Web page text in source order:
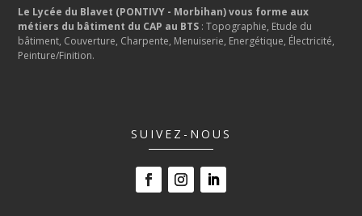
Le Lycée du Blavet (PONTIVY - Morbihan) vous forme aux
métiers du bâtiment du CAP au BTS : Topographie, Etude du
bâtiment, Couverture, Charpente, Menuiserie, Energétique, Électricité,
Peinture/Finition.
SUIVEZ-NOUS